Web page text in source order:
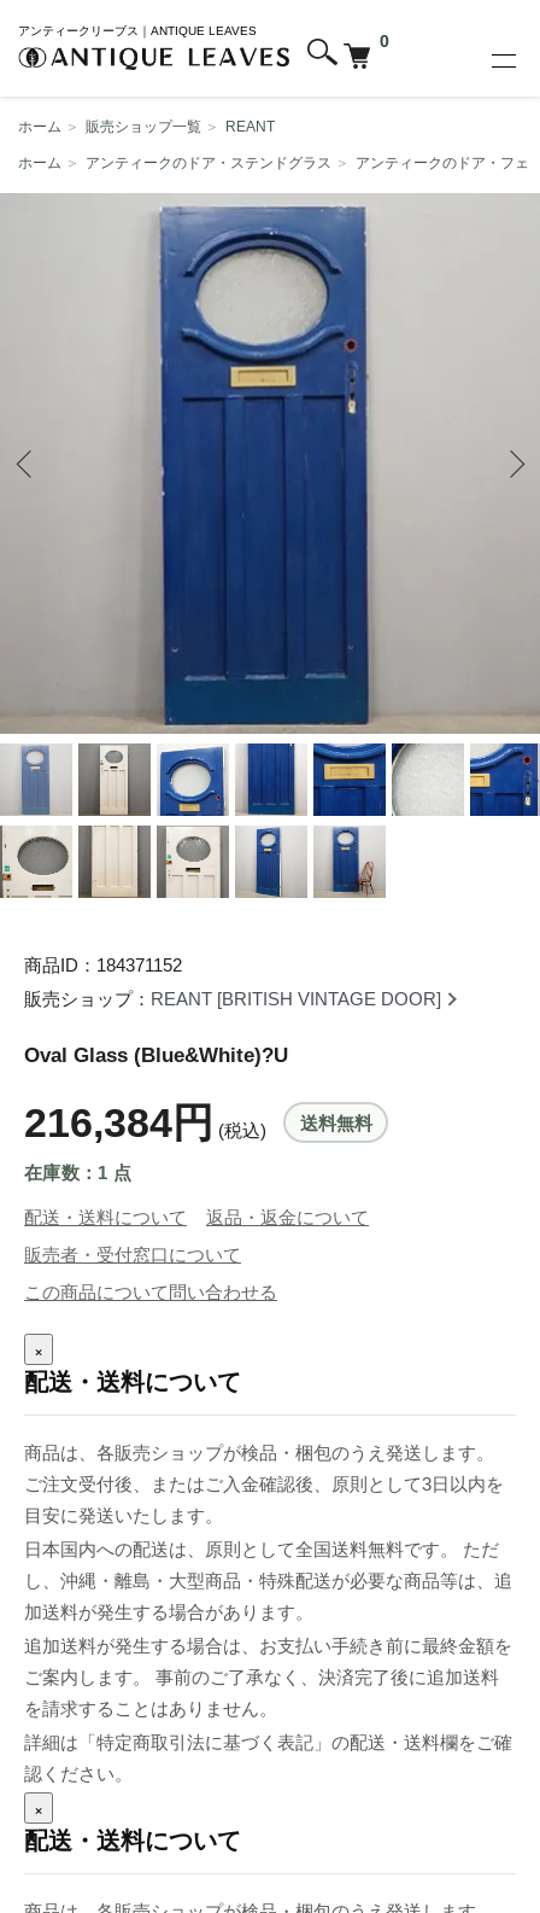
アンティークリーブス｜ANTIQUE LEAVES
0
ホーム ＞ 販売ショップ一覧 ＞ REANT
ホーム ＞ アンティークのドア・ステンドグラス ＞ アンティークのドア・フェ
商品ID：184371152
販売ショップ： REANT [BRITISH VINTAGE DOOR]
Oval Glass (Blue&White)?U
216,384円 (税込) 送料無料
在庫数：1 点
配送・送料について
返品・返金について
販売者・受付窓口について
この商品について問い合わせる
×
配送・送料について
商品は、各販売ショップが検品・梱包のうえ発送します。
ご注文受付後、またはご入金確認後、原則として3日以内を
目安に発送いたします。
日本国内への配送は、原則として全国送料無料です。 ただ
し、沖縄・離島・大型商品・特殊配送が必要な商品等は、追
加送料が発生する場合があります。
追加送料が発生する場合は、お支払い手続き前に最終金額を
ご案内します。 事前のご了承なく、決済完了後に追加送料
を請求することはありません。
詳細は「特定商取引法に基づく表記」の配送・送料欄をご確
認ください。
×
配送・送料について